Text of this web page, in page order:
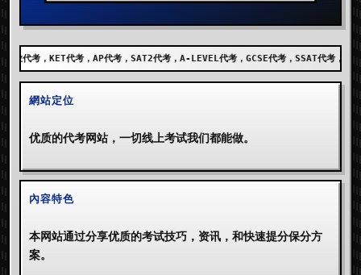
AP代考，SAT2代考，A-LEVEL代考，GCSE代考，SSAT代考，出国留学代考，
網站定位
优质的代考网站，一切线上考试我们都能做。
內容特色
本网站通过分享优质的考试技巧，资讯，和快速提分保分方
案。